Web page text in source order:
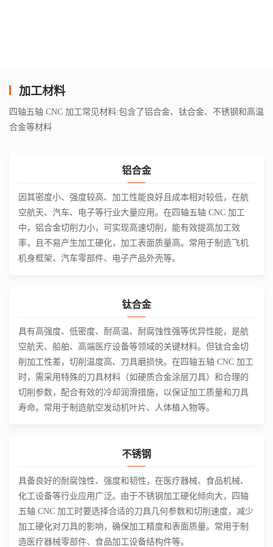
加工材料
四轴五轴 CNC 加工常见材料:包含了铝合金、钛合金、不锈钢和高温
合金等材料
铝合金
因其密度小、强度较高、加工性能良好且成本相对较低，在航
空航天、汽车、电子等行业大量应用。在四轴五轴 CNC 加工
中，铝合金切削力小，可实现高速切削，能有效提高加工效
率，且不易产生加工硬化，加工表面质量高。常用于制造飞机
机身框架、汽车零部件、电子产品外壳等。
钛合金
具有高强度、低密度、耐高温、耐腐蚀性强等优异性能，是航
空航天、船舶、高端医疗设备等领域的关键材料。但钛合金切
削加工性差，切削温度高、刀具磨损快。在四轴五轴 CNC 加工
时，需采用特殊的刀具材料（如硬质合金涂层刀具）和合理的
切削参数，配合有效的冷却润滑措施，以保证加工质量和刀具
寿命。常用于制造航空发动机叶片、人体植入物等。
不锈钢
具备良好的耐腐蚀性、强度和韧性，在医疗器械、食品机械、
化工设备等行业应用广泛。由于不锈钢加工硬化倾向大，四轴
五轴 CNC 加工时要选择合适的刀具几何参数和切削速度，减少
加工硬化对刀具的影响，确保加工精度和表面质量。常用于制
造医疗器械零部件、食品加工设备结构件等。